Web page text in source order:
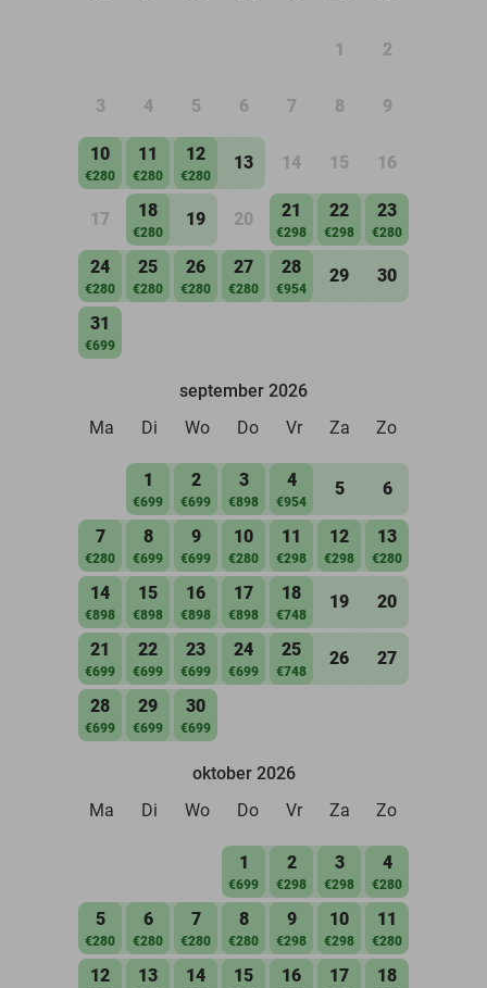
1 2
3 4 5 6 7 8 9
10
€280
11
€280
12
€280
13 14 15 16
17 18
€280
19 20 21
€298
22
€298
23
€280
24
€280
25
€280
26
€280
27
€280
28
€954
29 30
31
€699
september 2026
Ma
Di Wo Do Vr Za Zo
1
€699
2
€699
3
€898
4
€954
5 6
7
€280
8
€699
9
€699
10
€280
11
€298
12
€298
13
€280
14
€898
15
€898
16
€898
17
€898
18
€748
19 20
21
€699
22
€699
23
€699
24
€699
25
€748
26 27
28
€699
29
€699
30
€699
oktober 2026
Ma
Di Wo Do Vr Za Zo
1
€699
2
€298
3
€298
4
€280
5
€280
6
€280
7
€280
8
€280
9
€298
10
€298
11
€280
12 13 14 15 16 17 18